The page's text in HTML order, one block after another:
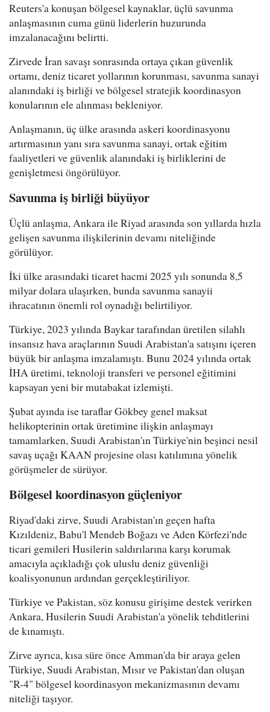
Reuters'a konuşan bölgesel kaynaklar, üçlü savunma
anlaşmasının cuma günü liderlerin huzurunda
imzalanacağını belirtti.
Zirvede İran savaşı sonrasında ortaya çıkan güvenlik
ortamı, deniz ticaret yollarının korunması, savunma sanayi
alanındaki iş birliği ve bölgesel stratejik koordinasyon
konularının ele alınması bekleniyor.
Anlaşmanın, üç ülke arasında askeri koordinasyonu
artırmasının yanı sıra savunma sanayi, ortak eğitim
faaliyetleri ve güvenlik alanındaki iş birliklerini de
genişletmesi öngörülüyor.
Savunma iş birliği büyüyor
Üçlü anlaşma, Ankara ile Riyad arasında son yıllarda hızla
gelişen savunma ilişkilerinin devamı niteliğinde
görülüyor.
İki ülke arasındaki ticaret hacmi 2025 yılı sonunda 8,5
milyar dolara ulaşırken, bunda savunma sanayii
ihracatının önemli rol oynadığı belirtiliyor.
Türkiye, 2023 yılında Baykar tarafından üretilen silahlı
insansız hava araçlarının Suudi Arabistan'a satışını içeren
büyük bir anlaşma imzalamıştı. Bunu 2024 yılında ortak
İHA üretimi, teknoloji transferi ve personel eğitimini
kapsayan yeni bir mutabakat izlemişti.
Şubat ayında ise taraflar Gökbey genel maksat
helikopterinin ortak üretimine ilişkin anlaşmayı
tamamlarken, Suudi Arabistan'ın Türkiye'nin beşinci nesil
savaş uçağı KAAN projesine olası katılımına yönelik
görüşmeler de sürüyor.
Bölgesel koordinasyon güçleniyor
Riyad'daki zirve, Suudi Arabistan'ın geçen hafta
Kızıldeniz, Babu'l Mendeb Boğazı ve Aden Körfezi'nde
ticari gemileri Husilerin saldırılarına karşı korumak
amacıyla açıkladığı çok uluslu deniz güvenliği
koalisyonunun ardından gerçekleştiriliyor.
Türkiye ve Pakistan, söz konusu girişime destek verirken
Ankara, Husilerin Suudi Arabistan'a yönelik tehditlerini
de kınamıştı.
Zirve ayrıca, kısa süre önce Amman'da bir araya gelen
Türkiye, Suudi Arabistan, Mısır ve Pakistan'dan oluşan
"R-4" bölgesel koordinasyon mekanizmasının devamı
niteliği taşıyor.